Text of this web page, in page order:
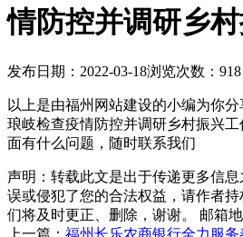
情防控并调研乡
发布日期：2022-03-18浏览次数：918
以上是由福州网站建设的小编为你
琅岐检查疫情防控并调研乡村振兴
面有什么问题，随时联系我们
声明：转载此文是出于传递更多信
误或侵犯了您的合法权益，请作者
们将及时更正、删除，谢谢。 邮箱地
上一篇： 福州长乐农商银行全力服务